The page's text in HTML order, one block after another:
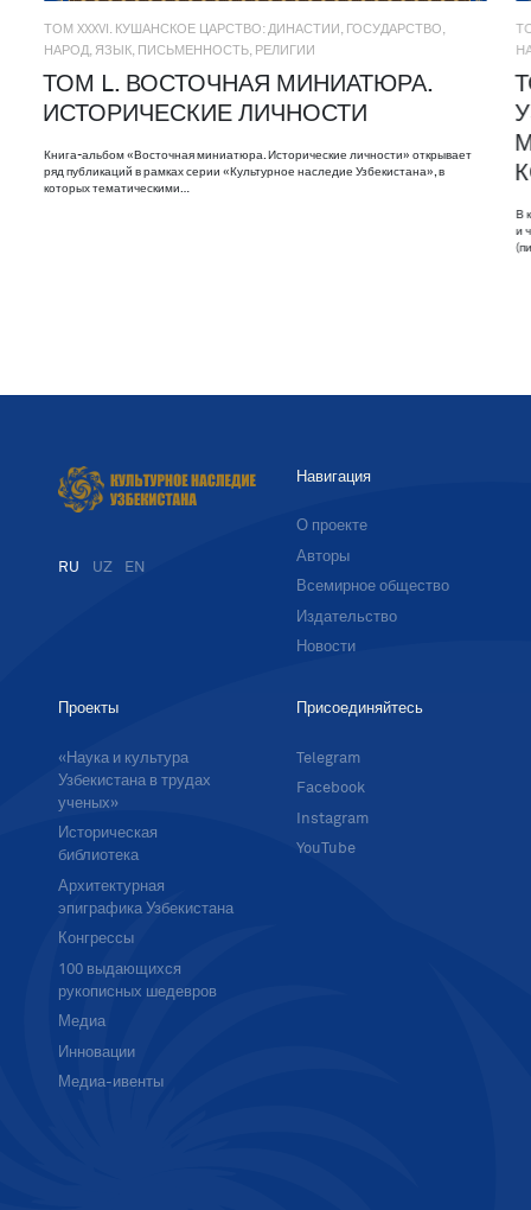
ТОМ XXXVI. КУШАНСКОЕ ЦАРСТВО: ДИНАСТИИ, ГОСУДАРСТВО,
НАРОД, ЯЗЫК, ПИСЬМЕННОСТЬ, РЕЛИГИИ
ТОМ L. ВОСТОЧНАЯ МИНИАТЮРА.
ИСТОРИЧЕСКИЕ ЛИЧНОСТИ
Книга-альбом «Восточная миниатюра. Исторические личности» открывает
ряд публикаций в рамках серии «Культурное наследие Узбекистана», в
которых тематическими…
В
и
RU UZ EN
Навигация
О проекте
Авторы
Всемирное общество
Издательство
Новости
Проекты
«Наука и культура
Узбекистана в трудах
ученых»
Историческая
библиотека
Архитектурная
эпиграфика Узбекистана
Конгрессы
100 выдающихся
рукописных шедевров
Медиа
Инновации
Медиа-ивенты
Присоединяйтесь
Telegram
Facebook
Instagram
YouTube